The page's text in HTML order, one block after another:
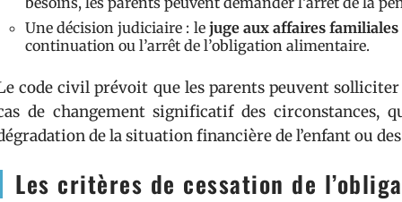
Une décision judiciaire : le juge aux affaires familiales
continuation ou l’arrêt de l’obligation alimentaire.
code civil prévoit que les parents peuvent
de changement significatif des circonstances,
de la situation financière de l’enfant ou
Les critères de cessation de